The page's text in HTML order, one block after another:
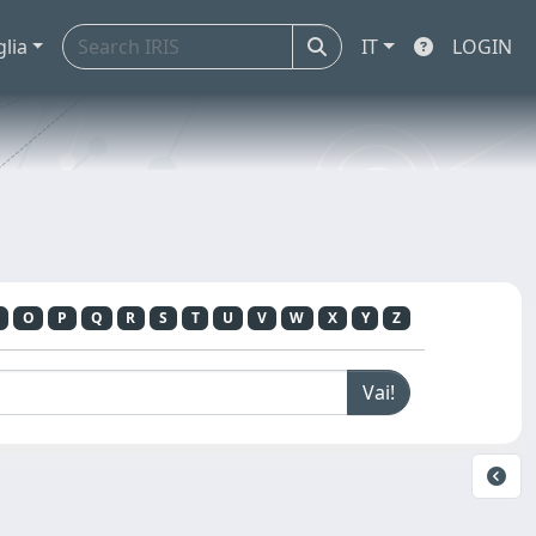
IT LOGIN
O P Q R S T U V W X Y Z